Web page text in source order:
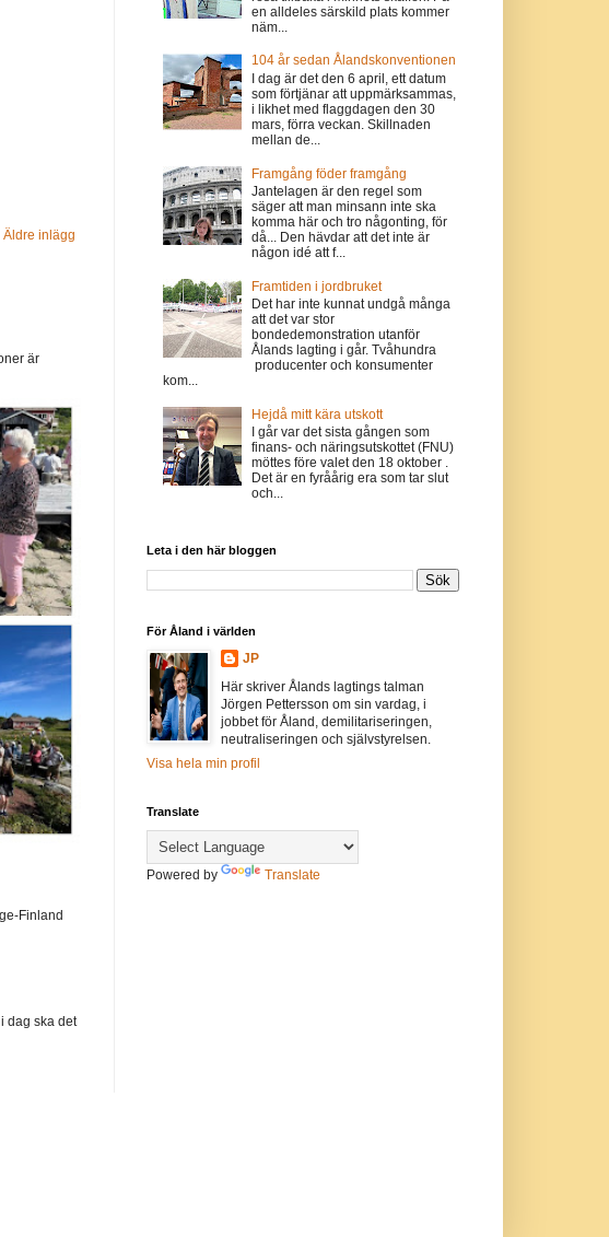
Äldre inlägg
är
Finland
dag ska det
en alldeles särskild plats kommer
näm...
104 år sedan Ålandskonventionen
I dag är det den 6 april, ett datum
som förtjänar att uppmärksammas,
i likhet med flaggdagen den 30
mars, förra veckan. Skillnaden
mellan de...
Framgång föder framgång
Jantelagen är den regel som
säger att man minsann inte ska
komma här och tro någonting, för
då... Den hävdar att det inte är
någon idé att f...
Framtiden i jordbruket
Det har inte kunnat undgå många
att det var stor
bondedemonstration utanför
Ålands lagting i går. Tvåhundra
producenter och konsumenter
kom...
Hejdå mitt kära utskott
I går var det sista gången som
finans- och näringsutskottet (FNU)
möttes före valet den 18 oktober .
Det är en fyråårig era som tar slut
och...
Leta i den här bloggen
För Åland i världen
JP
Här skriver Ålands lagtings talman
Jörgen Pettersson om sin vardag, i
jobbet för Åland, demilitariseringen,
neutraliseringen och självstyrelsen.
Visa hela min profil
Translate
Powered by Translate